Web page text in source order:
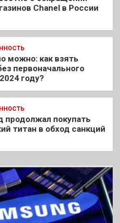
Chanel в России
можно: как взять
первоначального
году?
продолжал покупать
титан в обход санкций